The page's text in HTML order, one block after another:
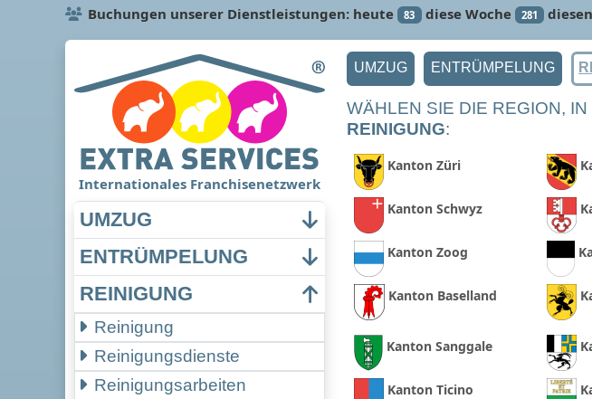
Buchungen unserer Dienstleistungen: heute 83 diese Woche 281
UMZUG ENTRÜMPELUNG
WÄHLEN SIE DIE REGION,
REINIGUNG:
Kanton Züri
Kanton Schwyz
Kanton Zoog
Kanton Baselland
Kanton Sanggale
Kanton Ticino
Internationales Franchisenetzwerk
UMZUG
ENTRÜMPELUNG
REINIGUNG
Reinigung
Reinigungsdienste
Reinigungsarbeiten